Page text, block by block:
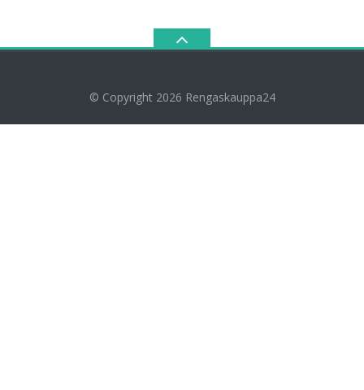
© Copyright 2026 Rengaskauppa24